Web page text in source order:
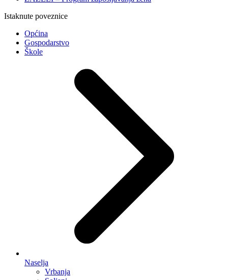
Istaknute poveznice
Općina
Gospodarstvo
Škole
Naselja
Vrbanja